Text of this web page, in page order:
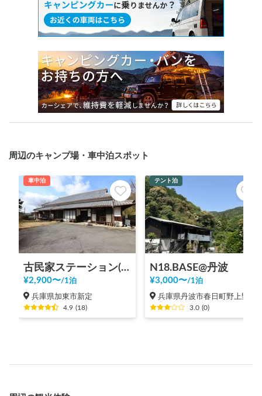
周辺のキャンプ場・車中泊スポット
車中泊
古民家ステーション(播磨CASAGOYA)
¥2,900〜/1泊
兵庫県加東市新定
4.9 (18)
テント泊
N18.BASE@丹波
¥3,000〜/1泊
兵庫県丹波市春日町野上野
3.0 (0)